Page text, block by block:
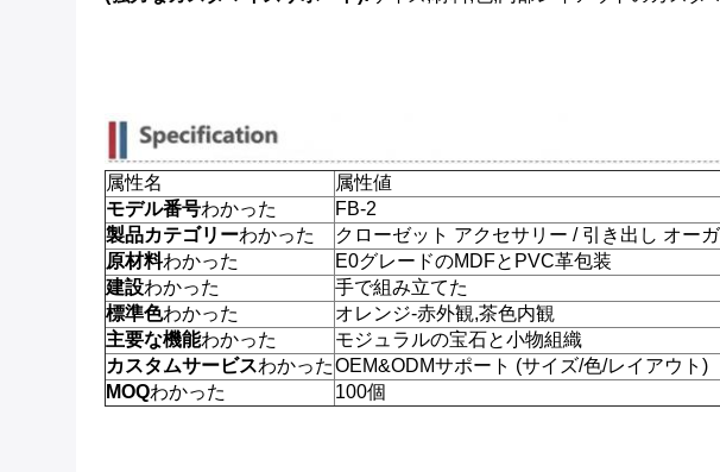
属性名
属性値
モデル番号わかった
FB-2
製品カテゴリーわかった
クローゼット アクセサリー / 引き出し オー
原材料わかった
E0グレードのMDFとPVC革包装
建設わかった
手で組み立てた
標準色わかった
オレンジ-赤外観,茶色内観
主要な機能わかった
モジュラルの宝石と小物組織
カスタムサービスわかったOEM&ODMサポート (サイズ/色/レイアウト)
MOQわかった 100個